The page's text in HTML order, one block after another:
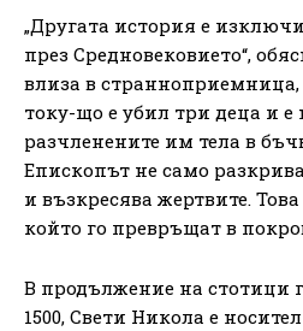
„Другата история е
през Средновековието“,
влиза в
току-що е убил три деца и е
разчленените им тела в
Епископът не само
и възкресява жертвите.
който го превръщат в
В продължение на стотици
1500, Свети Никола е